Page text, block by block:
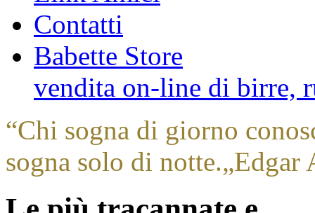
Contatti
Babette Store
vendita on-line di birre,
“Chi sogna di giorno
sogna solo di notte.„Edgar